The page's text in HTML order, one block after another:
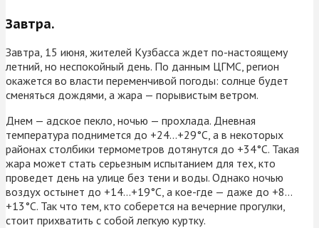
Завтра.
Завтра, 15 июня, жителей Кузбасса ждет по-настоящему
летний, но неспокойный день. По данным ЦГМС, регион
окажется во власти переменчивой погоды: солнце будет
сменяться дождями, а жара — порывистым ветром.
Днем — адское пекло, ночью — прохлада. Дневная
температура поднимется до +24…+29°С, а в некоторых
районах столбики термометров дотянутся до +34°С. Такая
жара может стать серьезным испытанием для тех, кто
проведет день на улице без тени и воды. Однако ночью
воздух остынет до +14…+19°С, а кое-где — даже до +8…
+13°С. Так что тем, кто соберется на вечерние прогулки,
стоит прихватить с собой легкую куртку.